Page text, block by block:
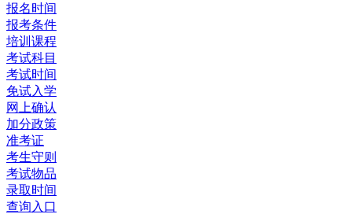
报名时间
报考条件
培训课程
考试科目
考试时间
免试入学
网上确认
加分政策
准考证
考生守则
考试物品
录取时间
查询入口